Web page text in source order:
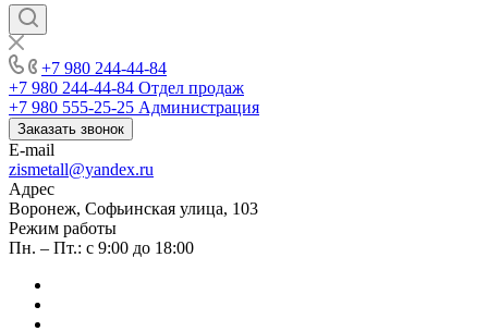
+7 980 244-44-84
+7 980 244-44-84 Отдел продаж
+7 980 555-25-25 Администрация
Заказать звонок
E-mail
zismetall@yandex.ru
Адрес
Воронеж, Софьинская улица, 103
Режим работы
Пн. – Пт.: с 9:00 до 18:00